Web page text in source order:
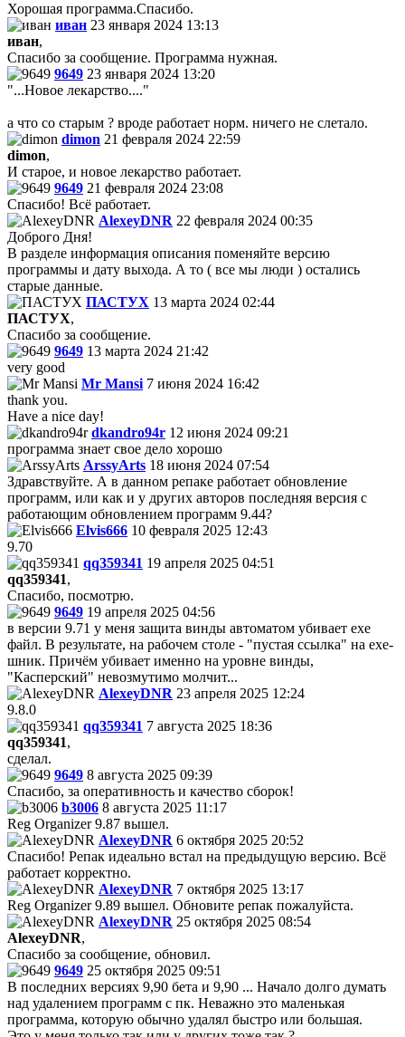
Хорошая программа.Спасибо.
иван 23 января 2024 13:13
иван,
Спасибо за сообщение. Программа нужная.
9649 23 января 2024 13:20
"...Новое лекарство...."
а что со старым ? вроде работает норм. ничего не слетало.
dimon 21 февраля 2024 22:59
dimon,
И старое, и новое лекарство работает.
9649 21 февраля 2024 23:08
Спасибо! Всё работает.
AlexeyDNR 22 февраля 2024 00:35
Доброго Дня!
В разделе информация описания поменяйте версию
программы и дату выхода. А то ( все мы люди ) остались
старые данные.
ПАСТУХ 13 марта 2024 02:44
ПАСТУХ,
Спасибо за сообщение.
9649 13 марта 2024 21:42
very good
Mr Mansi 7 июня 2024 16:42
thank you.
Have a nice day!
dkandro94r 12 июня 2024 09:21
программа знает свое дело хорошо
ArssyArts 18 июня 2024 07:54
Здравствуйте. А в данном репаке работает обновление
программ, или как и у других авторов последняя версия с
работающим обновлением программ 9.44?
Elvis666 10 февраля 2025 12:43
9.70
qq359341 19 апреля 2025 04:51
qq359341,
Спасибо, посмотрю.
9649 19 апреля 2025 04:56
в версии 9.71 у меня защита винды автоматом убивает ехе
файл. В результате, на рабочем столе - "пустая ссылка" на ехе-
шник. Причём убивает именно на уровне винды,
"Касперский" невозмутимо молчит...
AlexeyDNR 23 апреля 2025 12:24
9.8.0
qq359341 7 августа 2025 18:36
qq359341,
сделал.
9649 8 августа 2025 09:39
Спасибо, за оперативность и качество сборок!
b3006 8 августа 2025 11:17
Reg Organizer 9.87 вышел.
AlexeyDNR 6 октября 2025 20:52
Спасибо! Репак идеально встал на предыдущую версию. Всё
работает корректно.
AlexeyDNR 7 октября 2025 13:17
Reg Organizer 9.89 вышел. Обновите репак пожалуйста.
AlexeyDNR 25 октября 2025 08:54
AlexeyDNR,
Спасибо за сообщение, обновил.
9649 25 октября 2025 09:51
В последних версиях 9,90 бета и 9,90 ... Начало долго думать
над удалением программ с пк. Неважно это маленькая
программа, которую обычно удалял быстро или большая.